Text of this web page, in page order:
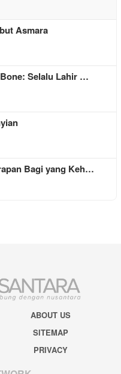
Asmara
Selalu Lahir …
Bagi yang Keh…
ABOUT US
SITEMAP
PRIVACY